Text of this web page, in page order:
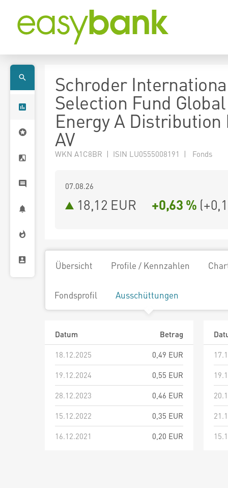
Schroder
Selection Fund Global
Energy A Distribution
AV
WKN A1C8BR | ISIN LU0555008191 | Fonds
07.08.26
18,12 EUR +0,63 % (
Übersicht Profile / Kennzahlen
Fondsprofil Ausschüttungen
Datum
Betrag
18.12.2025
0,49 EUR
19.12.2024
0,55 EUR
28.12.2023
0,46 EUR
15.12.2022
0,35 EUR
16.12.2021
0,20 EUR